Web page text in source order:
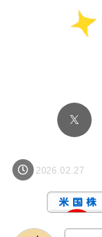
2026.02.27